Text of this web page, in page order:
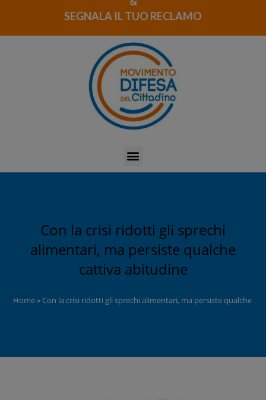
SEGNALA IL TUO RECLAMO
Con la crisi ridotti gli sprechi
alimentari, ma persiste qualche
cattiva abitudine
Home» Con la crisi ridotti gli sprechi alimentari, ma persiste qualche